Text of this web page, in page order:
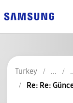
Turkey
Re: Re: